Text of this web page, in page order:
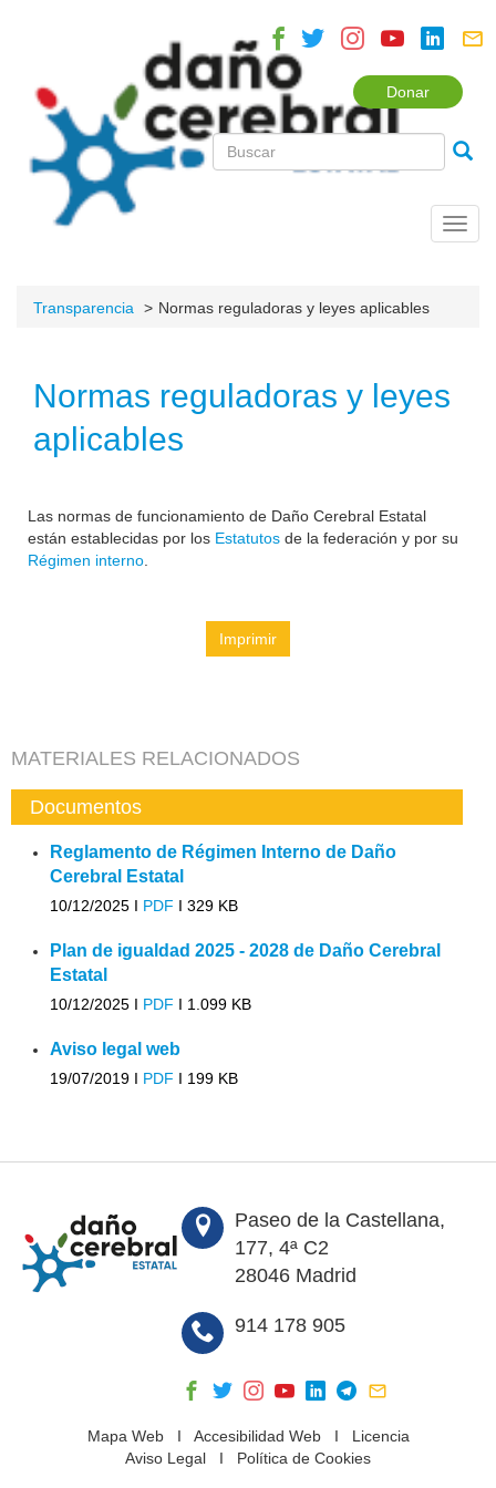
Donar
Transparencia Normas reguladoras y leyes aplicables
Normas reguladoras y leyes
aplicables
Las normas de funcionamiento de Daño Cerebral Estatal
están establecidas por los Estatutos de la federación y por su
Régimen interno
Imprimir
MATERIALES RELACIONADOS
Documentos
Reglamento de Régimen Interno de Daño
Cerebral Estatal
10/12/2025 I PDF I 329 KB
Plan de igualdad 2025 - 2028 de Daño Cerebral
Estatal
10/12/2025 I PDF I 1.099 KB
Aviso legal web
19/07/2019 I PDF I 199 KB
Paseo de la Castellana,
177, 4ª C2
28046 Madrid
914 178 905
Mapa WebI Accesibilidad WebI Licencia
Aviso Legal I Política de Cookies